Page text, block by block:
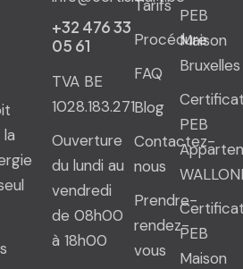
+32 476 33
05 61
TVA BE
1028.183.271
Ouverture
du lundi au
vendredi
de 08h00
à 18h00
Tarifs
Procédure
FAQ
Blog
Contactez-
nous
Prendre-
rendez-
vous
PEB
Maison
Bruxelles
PEB
PEB
Maison